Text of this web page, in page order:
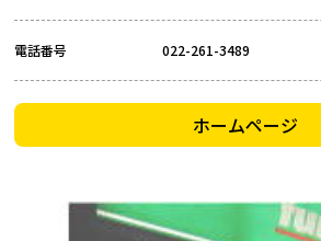
電話番号 022-261-3489
ホームページ